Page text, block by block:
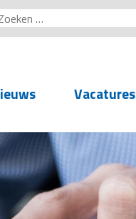
Vacatures